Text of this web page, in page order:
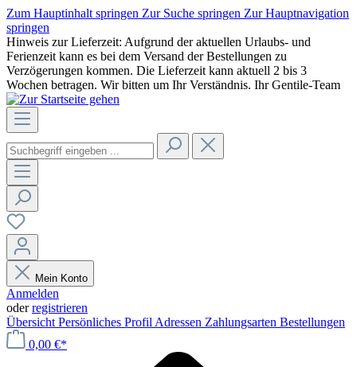
Zum Hauptinhalt springen Zur Suche springen Zur Hauptnavigation
springen
Hinweis zur Lieferzeit: Aufgrund der aktuellen Urlaubs- und
Ferienzeit kann es bei dem Versand der Bestellungen zu
Verzögerungen kommen. Die Lieferzeit kann aktuell 2 bis 3
Wochen betragen. Wir bitten um Ihr Verständnis. Ihr Gentile-Team
Mein Konto
Anmelden
oderregistrieren
Übersicht Persönliches Profil Adressen Zahlungsarten Bestellungen
0,00 €*